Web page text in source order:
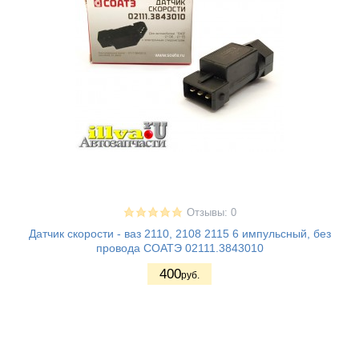
Отзывы: 0
Датчик скорости - ваз 2110, 2108 2115 6 импульсный, без
провода СОАТЭ 02111.3843010
400руб.